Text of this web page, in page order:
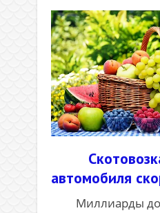
Скотовозка
автомобиля
Миллиарды